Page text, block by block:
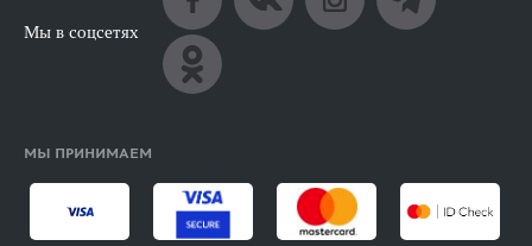
Мы в соцсетях
МЫ ПРИНИМАЕМ